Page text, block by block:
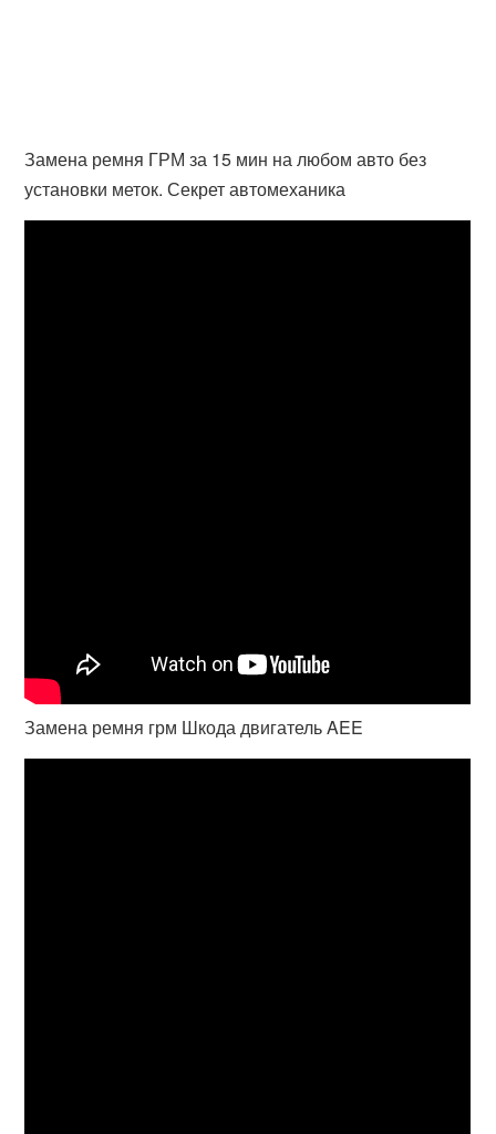
Замена ремня ГРМ за 15 мин на любом авто без
установки меток. Секрет автомеханика
Замена ремня грм Шкода двигатель AEE